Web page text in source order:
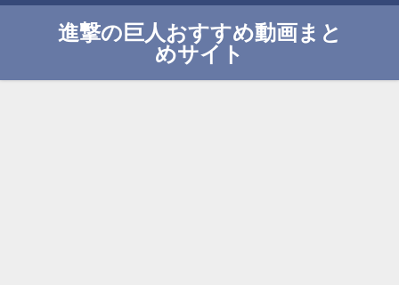
進撃の巨人おすすめ動画まと
めサイト